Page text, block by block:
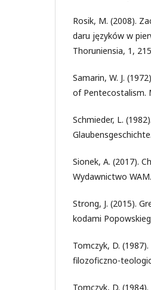
Rosik, M. (2008).
daru języków w
Thoruniensia, 1,
Samarin, W. J.
of Pentecostalism.
Schmieder, L.
Sionek, A. (2017).
Wydawnictwo WAM.
Strong, J. (2015).
kodami
Tomczyk, D.
filozoficzno-
Tomczyk, D.